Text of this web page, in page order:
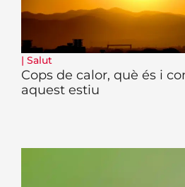
| Salut
Cops de calor, què és i
aquest estiu